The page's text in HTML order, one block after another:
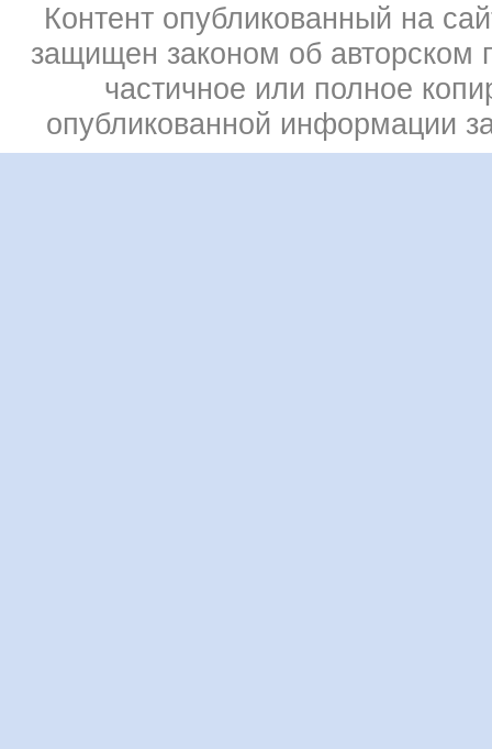
Контент опубликованный на
защищен законом об авторском
частичное или полное
опубликованной информации